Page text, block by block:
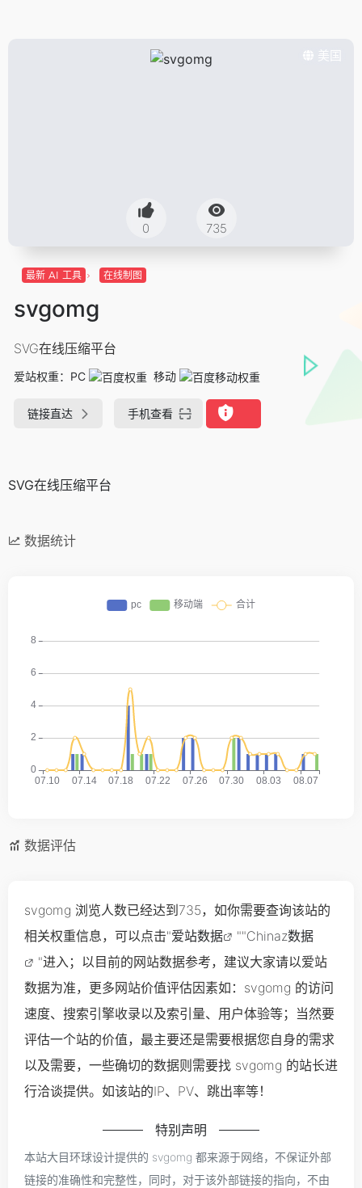
美国
0 735
最新 AI 工具 在线制图
svgomg
SVG在线压缩平台
爱站权重： PC 移动
链接直达 手机查看
SVG在线压缩平台
数据统计
数据评估
svgomg 浏览人数已经达到735，如你需要查询该站的
相关权重信息，可以点击"爱站数据 ""Chinaz数据
"进入；以目前的网站数据参考，建议大家请以爱站
数据为准，更多网站价值评估因素如：svgomg 的访问
速度、搜索引擎收录以及索引量、用户体验等；当然要
评估一个站的价值，最主要还是需要根据您自身的需求
以及需要，一些确切的数据则需要找 svgomg 的站长进
行洽谈提供。如该站的IP、PV、跳出率等！
特别声明
本站大目环球设计提供的 svgomg 都来源于网络，不保证外部
链接的准确性和完整性，同时，对于该外部链接的指向，不由